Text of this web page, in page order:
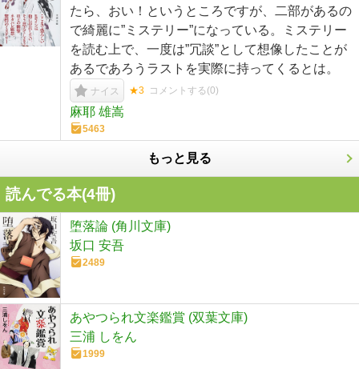
たら、おい！というところですが、二部があるの
で綺麗に”ミステリー”になっている。ミステリー
を読む上で、一度は”冗談”として想像したことが
あるであろうラストを実際に持ってくるとは。
ナイス ★3 コメントする(0)
麻耶 雄嵩
5463
もっと見る
読んでる本(4冊)
堕落論 (角川文庫)
坂口 安吾
2489
あやつられ文楽鑑賞 (双葉文庫)
三浦 しをん
1999